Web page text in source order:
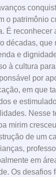
o patrimônio
É reconhecer
décadas, que
e
à cultura
por
em que
e
Nesse
mirim
de um
em
Os desafios